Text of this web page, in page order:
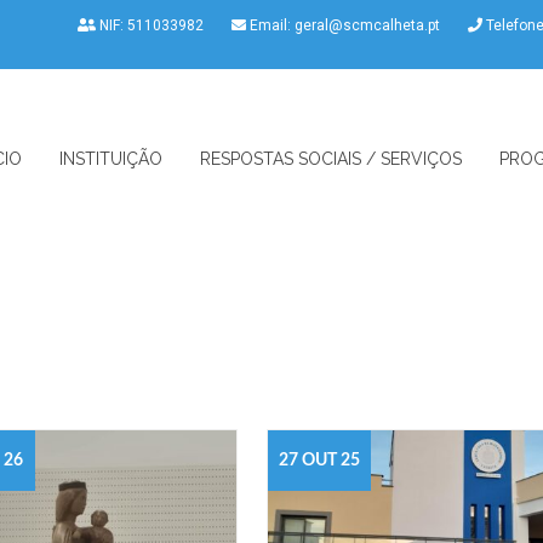
NIF: 511033982 Email: geral@scmcalheta.pt
INSTITUIÇÃO RESPOSTAS SOCIAIS / SERVIÇOS
26 27 OUT 25